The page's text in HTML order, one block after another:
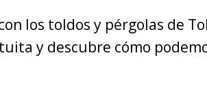
los toldos y pérgolas de
y descubre cómo